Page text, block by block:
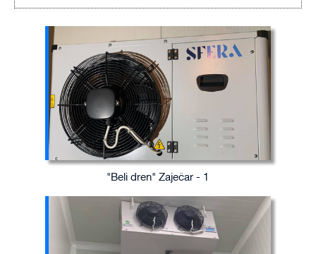
"Beli dren" Zaječar - 1